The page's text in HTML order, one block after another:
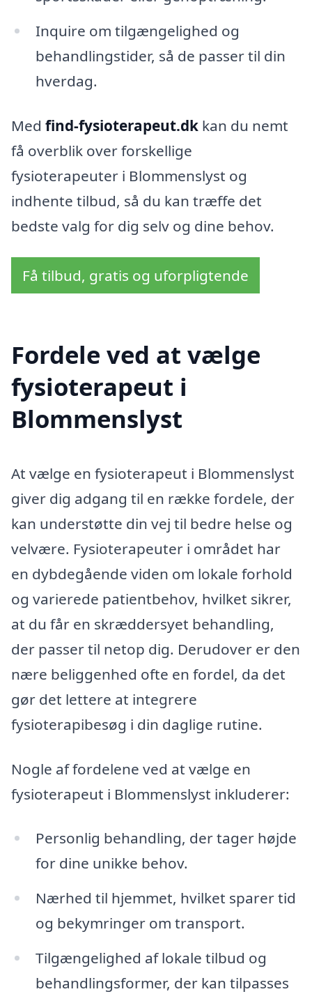
Inquire om tilgængelighed og
behandlingstider, så de passer til din
hverdag.
Med find-fysioterapeut.dk kan du nemt
få overblik over forskellige
fysioterapeuter i Blommenslyst og
indhente tilbud, så du kan træffe det
bedste valg for dig selv og dine behov.
Få tilbud, gratis og uforpligtende
Fordele ved at vælge
fysioterapeut i
Blommenslyst
At vælge en fysioterapeut i Blommenslyst
giver dig adgang til en række fordele, der
kan understøtte din vej til bedre helse og
velvære. Fysioterapeuter i området har
en dybdegående viden om lokale forhold
og varierede patientbehov, hvilket sikrer,
at du får en skræddersyet behandling,
der passer til netop dig. Derudover er den
nære beliggenhed ofte en fordel, da det
gør det lettere at integrere
fysioterapibesøg i din daglige rutine.
Nogle af fordelene ved at vælge en
fysioterapeut i Blommenslyst inkluderer:
Personlig behandling, der tager højde
for dine unikke behov.
Nærhed til hjemmet, hvilket sparer tid
og bekymringer om transport.
Tilgængelighed af lokale tilbud og
behandlingsformer, der kan tilpasses